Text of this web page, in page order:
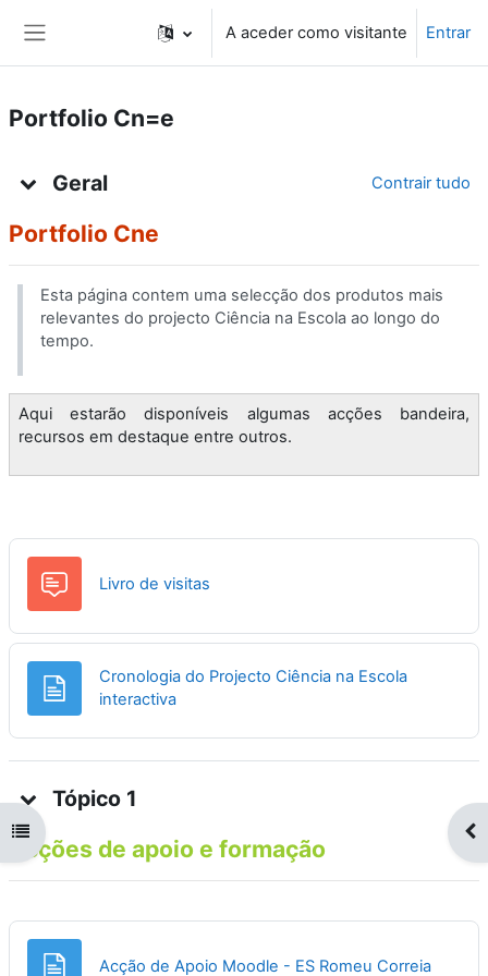
A aceder como visitante Entrar
Abrir índice da disciplina
Portfolio Cn=e
Geral Contrair tudo
Portfolio Cne
Esta página contem uma selecção dos produtos mais
relevantes do projecto Ciência na Escola ao longo do
tempo.
Aqui estarão disponíveis algumas acções bandeira,
recursos em destaque entre outros.
Livro de visitas
Cronologia do Projecto Ciência na Escola
interactivaPágina
Tópico 1
Acções de apoio e formação
Acção de Apoio Moodle - ES Romeu CorreiaPágina